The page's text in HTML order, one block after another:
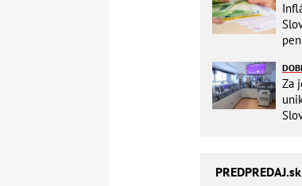
Za
PREDPREDAJ